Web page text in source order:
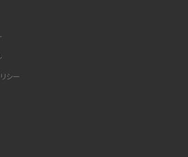
は？便利機能の使い方や注意点をわかりやすく解説
の違いやスマホ・PCとの接続方法を解説
方と設定方法を紹介！ブラウザやアプリから探す方法を
シー